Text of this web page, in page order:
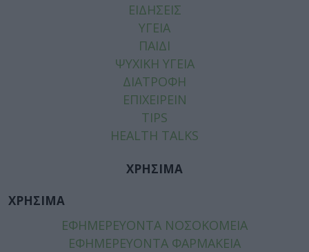
ΕΙΔΗΣΕΙΣ
ΥΓΕΙΑ
ΠΑΙΔΙ
ΨΥΧΙΚΗ ΥΓΕΙΑ
ΔΙΑΤΡΟΦΗ
ΕΠΙΧΕΙΡΕΙΝ
TIPS
HEALTH TALKS
ΧΡΗΣΙΜΑ
ΧΡΗΣΙΜΑ
ΕΦΗΜΕΡΕΥΟΝΤΑ ΝΟΣΟΚΟΜΕΙΑ
ΕΦΗΜΕΡΕΥΟΝΤΑ ΦΑΡΜΑΚΕΙΑ